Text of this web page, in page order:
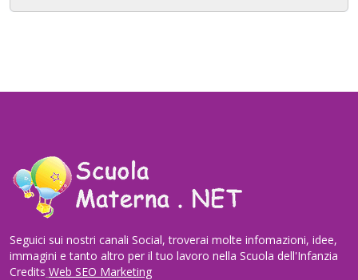
Seguici sui nostri canali Social, troverai molte infomazioni, idee,
immagini e tanto altro per il tuo lavoro nella Scuola dell'Infanzia
Credits Web SEO Marketing